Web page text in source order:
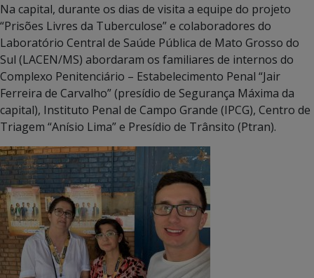
Na capital, durante os dias de visita a equipe do projeto
“Prisões Livres da Tuberculose” e colaboradores do
Laboratório Central de Saúde Pública de Mato Grosso do
Sul (LACEN/MS) abordaram os familiares de internos do
Complexo Penitenciário – Estabelecimento Penal “Jair
Ferreira de Carvalho” (presídio de Segurança Máxima da
capital), Instituto Penal de Campo Grande (IPCG), Centro de
Triagem “Anísio Lima” e Presídio de Trânsito (Ptran).